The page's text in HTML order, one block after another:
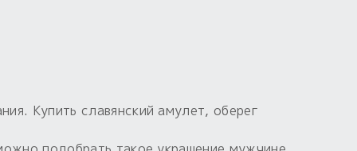
Купить славянский амулет, оберег